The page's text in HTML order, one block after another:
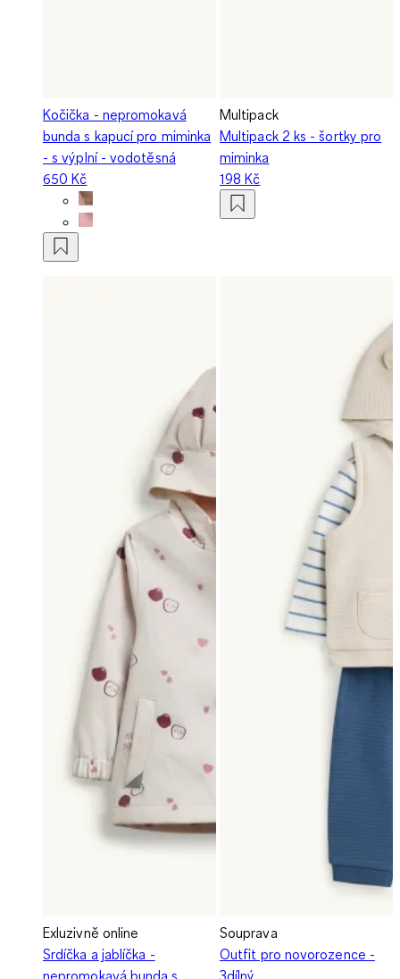
Kočička - nepromokavá
bunda s kapucí pro miminka
- s výplní - vodotěsná
650 Kč
Multipack
Multipack 2 ks - šortky pro
miminka
198 Kč
Exluzivně online
Srdíčka a jablíčka -
nepromokavá bunda s
Souprava
Outfit pro novorozence -
3dílný